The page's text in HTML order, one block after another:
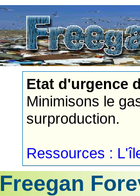
Etat d'urgence
Minimisons le
surproduction.
Ressources :
Freegan